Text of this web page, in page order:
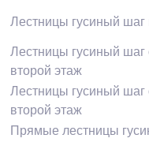
Лестницы гусиный шаг
Лестницы гусиный шаг
второй этаж
Лестницы гусиный шаг
второй этаж
Прямые лестницы